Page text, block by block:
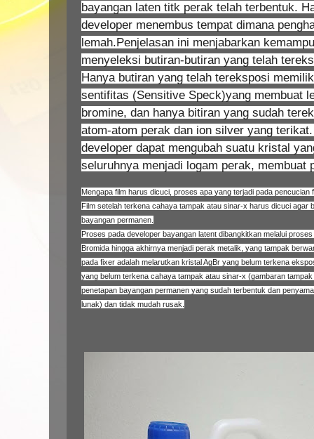
bayangan laten titk perak telah terbentuk.
developer menembus tempat dimana
lemah.Penjelasan ini menjabarkan
menyeleksi butiran-butiran yang telah
Hanya butiran yang telah tereksposi
sentifitas (Sensitive Speck)yang membuat
bromine, dan hanya bitiran yang sudah
atom-atom perak dan ion silver yang
developer dapat mengubah suatu kristal
seluruhnya menjadi logam perak, membuat
Mengapa film harus dicuci, proses apa yang terjadi pada pencucian
Film setelah terkena cahaya tampak atau sinar-x harus dicuci agar
bayangan permanen.
Proses pada developer bayangan latent dibangkitkan melalui
Bromida hingga akhirnya menjadi perak metalik, yang tampak
pada fixer adalah melarutkan kristal AgBr yang belum terkena
yang belum terkena cahaya tampak atau sinar-x (gambaran
penetapan bayangan permanen yang sudah terbentuk dan
lunak) dan tidak mudah rusak.